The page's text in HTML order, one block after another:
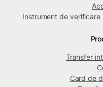
Instrument de
Transfer
Card de